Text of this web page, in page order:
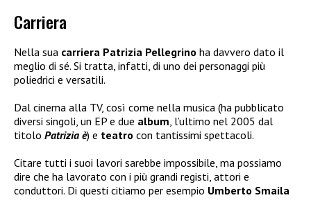
Carriera
Nella sua carriera Patrizia Pellegrino ha davvero dato il
meglio di sé. Si tratta, infatti, di uno dei personaggi più
poliedrici e versatili.
Dal cinema alla TV, così come nella musica (ha pubblicato
diversi singoli, un EP e due album , l’ultimo nel 2005 dal
titolo Patrizia è) e teatro con tantissimi spettacoli.
Citare tutti i suoi lavori sarebbe impossibile, ma possiamo
dire che ha lavorato con i più grandi registi, attori e
conduttori. Di questi citiamo per esempio Umberto Smaila